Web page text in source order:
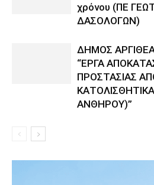
χρόνου (ΠΕ
ΔΑΣΟΛΟΓΩΝ)
ΔΗΜΟΣ
“ΕΡΓΑ
ΠΡΟΣΤΑΣΙΑΣ
ΑΝΘΗΡΟΥ)”